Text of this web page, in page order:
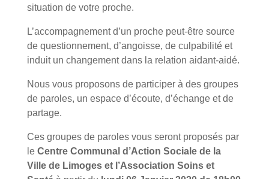
situation de votre proche.
L’accompagnement d’un proche peut-être source
de questionnement, d’angoisse, de culpabilité et
induit un changement dans la relation aidant-aidé.
Nous vous proposons de participer à des groupes
de paroles, un espace d’écoute, d’échange et de
partage.
Ces groupes de paroles vous seront proposés par
le Centre Communal d’Action Sociale de la
Ville de Limoges et l’Association Soins et